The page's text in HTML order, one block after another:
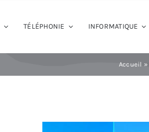
TÉLÉPHONIE INFORMATIQUE
Accueil »